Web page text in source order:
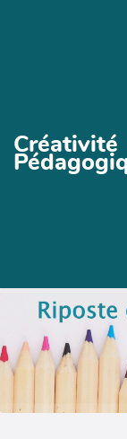
Créativité